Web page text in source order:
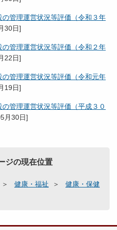
管理運営状況等評価（令和３年
30日]
管理運営状況等評価（令和２年
22日]
管理運営状況等評価（令和元年
19日]
管理運営状況等評価（平成３０
月30日]
ジの現在位置
健康・福祉
健康・保健